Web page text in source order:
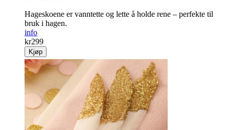
Hageskoene er vanntette og lette å holde rene – perfekte til
bruk i hagen.
info
kr299
Kjøp